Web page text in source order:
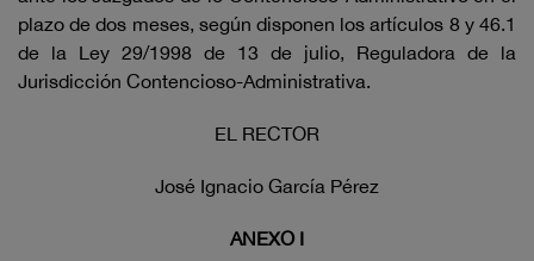
plazo de dos meses, según disponen los artículos 8 y 46.1
de la Ley 29/1998 de 13 de julio, Reguladora de la
Jurisdicción Contencioso-Administrativa.
EL RECTOR
José Ignacio García Pérez
ANEXO I